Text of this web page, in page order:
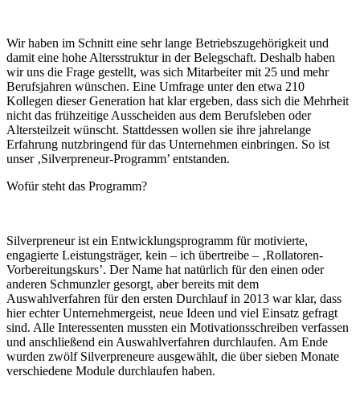
Wir haben im Schnitt eine sehr lange Betriebszugehörigkeit und
damit eine hohe Altersstruktur in der Belegschaft. Deshalb haben
wir uns die Frage gestellt, was sich Mitarbeiter mit 25 und mehr
Berufsjahren wünschen. Eine Umfrage unter den etwa 210
Kollegen dieser Generation hat klar ergeben, dass sich die Mehrheit
nicht das frühzeitige Ausscheiden aus dem Berufsleben oder
Altersteilzeit wünscht. Stattdessen wollen sie ihre jahrelange
Erfahrung nutzbringend für das Unternehmen einbringen. So ist
unser ‚Silverpreneur-Programm’ entstanden.
Wofür steht das Programm?
Silverpreneur ist ein Entwicklungsprogramm für motivierte,
engagierte Leistungsträger, kein – ich übertreibe – ‚Rollatoren-
Vorbereitungskurs’. Der Name hat natürlich für den einen oder
anderen Schmunzler gesorgt, aber bereits mit dem
Auswahlverfahren für den ersten Durchlauf in 2013 war klar, dass
hier echter Unternehmergeist, neue Ideen und viel Einsatz gefragt
sind. Alle Interessenten mussten ein Motivationsschreiben verfassen
und anschließend ein Auswahlverfahren durchlaufen. Am Ende
wurden zwölf Silverpreneure ausgewählt, die über sieben Monate
verschiedene Module durchlaufen haben.